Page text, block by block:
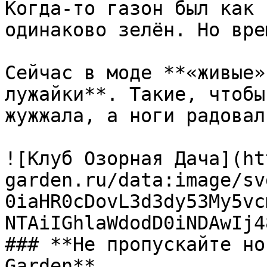
Когда-то газон был как
одинаково зелён. Но
Сейчас в моде
лужайки**. Такие,
жужжала, а ноги
![Клуб Озорная
garden.ru/data:image/
### **Не пропускайте